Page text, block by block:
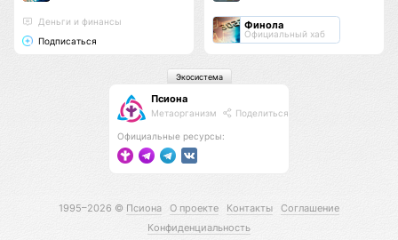
Деньги и финансы
Подписаться
Финола
Официальный хаб
Псиона
Метаорганизм Поделиться
Официальные ресурсы:
Экосистема
1995–2026 © Псиона О проекте Контакты
Соглашение
Конфиденциальность